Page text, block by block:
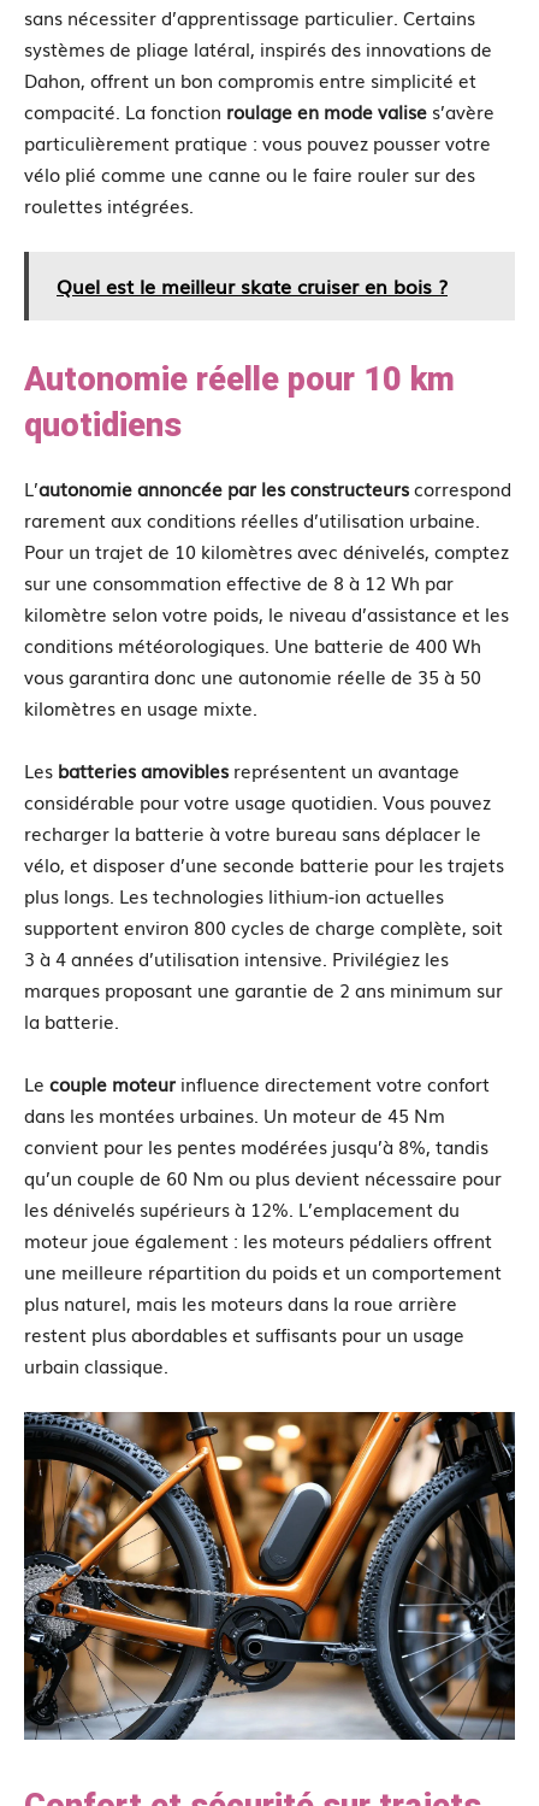
sans nécessiter d’apprentissage particulier. Certains
systèmes de pliage latéral, inspirés des innovations de
Dahon, offrent un bon compromis entre simplicité et
compacité. La fonction roulage en mode valise s’avère
particulièrement pratique : vous pouvez pousser votre
vélo plié comme une canne ou le faire rouler sur des
roulettes intégrées.
Quel est le meilleur skate cruiser en bois ?
Autonomie réelle pour 10 km
quotidiens
L’autonomie annoncée par les constructeurscorrespond
rarement aux conditions réelles d’utilisation urbaine.
Pour un trajet de 10 kilomètres avec dénivelés, comptez
sur une consommation effective de 8 à 12 Wh par
kilomètre selon votre poids, le niveau d’assistance et les
conditions météorologiques. Une batterie de 400 Wh
vous garantira donc une autonomie réelle de 35 à 50
kilomètres en usage mixte.
Les batteries amovibles représentent un avantage
considérable pour votre usage quotidien. Vous pouvez
recharger la batterie à votre bureau sans déplacer le
vélo, et disposer d’une seconde batterie pour les trajets
plus longs. Les technologies lithium-ion actuelles
supportent environ 800 cycles de charge complète, soit
3 à 4 années d’utilisation intensive. Privilégiez les
marques proposant une garantie de 2 ans minimum sur
la batterie.
Le couple moteur influence directement votre confort
dans les montées urbaines. Un moteur de 45 Nm
convient pour les pentes modérées jusqu’à 8%, tandis
qu’un couple de 60 Nm ou plus devient nécessaire pour
les dénivelés supérieurs à 12%. L’emplacement du
moteur joue également : les moteurs pédaliers offrent
une meilleure répartition du poids et un comportement
plus naturel, mais les moteurs dans la roue arrière
restent plus abordables et suffisants pour un usage
urbain classique.